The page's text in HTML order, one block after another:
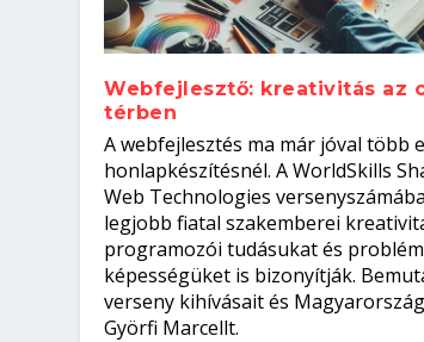
Kitalálod, mire
Írta: Tóth Mónika |2026. augusztus. 4.| Kvíz
Nem sikerült az
Írta: Oláh Erika |2026. augusztus. 4.| Iskolák
Szoftverfejlesztő:
el a világversenyt...
Írta: Szakmát Szerzek | 2026. augusztus. 3.|
Digitális detox –
Írta: Oláh Erika |2026. augusztus. 3.|
Webfejlesztő: kreativitás az
térben
A webfejlesztés ma már jóval több
honlapkészítésnél. A WorldSkills
Web Technologies
legjobb fiatal szakemberei
programozói tudásukat és
képességüket is bizonyítják.
verseny kihívásait és
Györfi Marcellt.